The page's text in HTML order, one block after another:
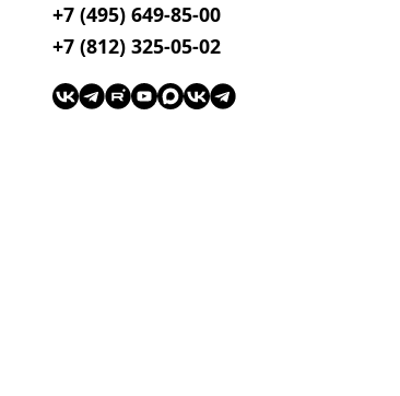
+7 (495) 649-85-00
+7 (812) 325-05-02